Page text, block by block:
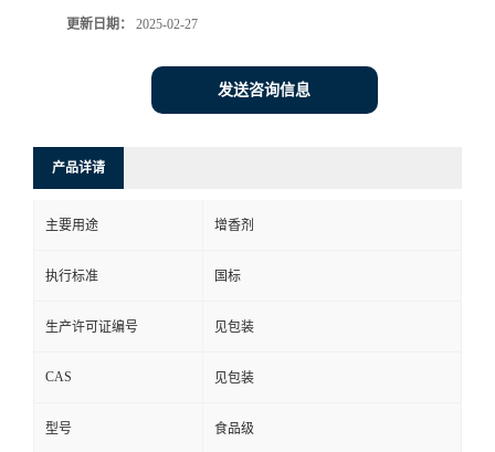
更新日期： 2025-02-27
发送咨询信息
产品详请
主要用途 增香剂
执行标准 国标
生产许可证编号 见包装
CAS 见包装
型号 食品级